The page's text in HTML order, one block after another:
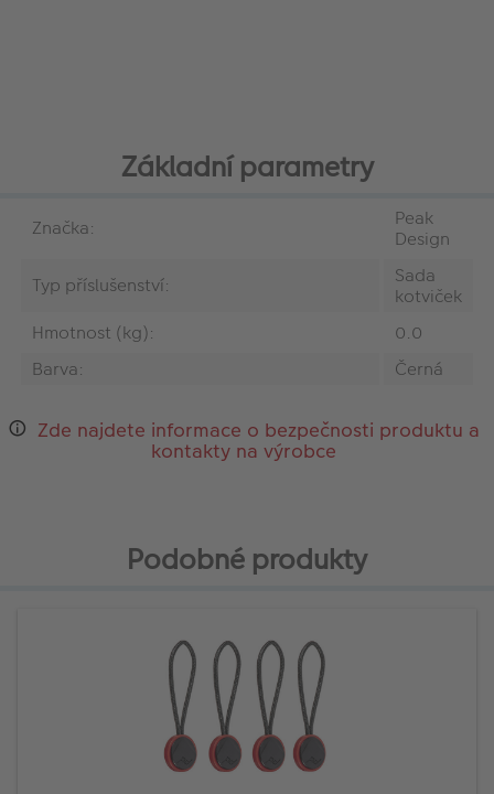
Základní parametry
Značka:
Peak
Design
Typ příslušenství:
Sada
kotviček
Hmotnost (kg):
0.0
Barva:
Černá
Zde najdete informace o bezpečnosti produktu a
kontakty na výrobce
Podobné produkty